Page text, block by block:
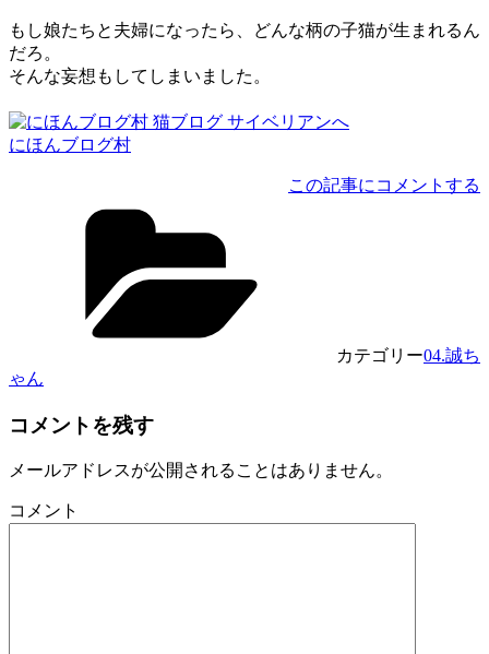
もし娘たちと夫婦になったら、どんな柄の子猫が生まれるん
だろ。
そんな妄想もしてしまいました。
にほんブログ村
この記事にコメントする
カテゴリー04.誠ち
ゃん
コメントを残す
メールアドレスが公開されることはありません。
コメント